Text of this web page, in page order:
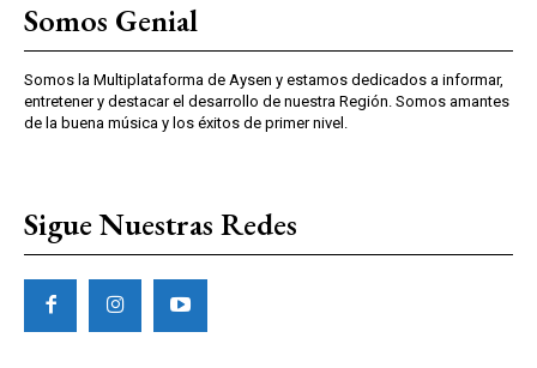
Somos Genial
Somos la Multiplataforma de Aysen y estamos dedicados a informar,
entretener y destacar el desarrollo de nuestra Región. Somos amantes
de la buena música y los éxitos de primer nivel.
Sigue Nuestras Redes